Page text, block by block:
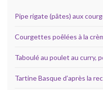
Pipe rigate (pâtes) aux
Courgettes poêlées à la
Taboulé au poulet au curry,
Tartine Basque d’après la